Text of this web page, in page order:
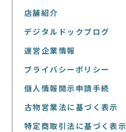
店舗紹介
デジタルドックブログ
運営企業情報
プライバシーポリシー
個人情報開示申請手続
古物営業法に基づく表示
特定商取引法に基づく表示